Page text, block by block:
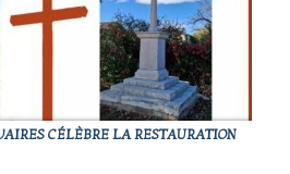
CÉLÈBRE LA RESTAURATION